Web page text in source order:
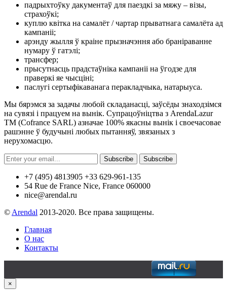
падрыхтоўку дакументаў для паездкі за мяжу – візы,
страхоўкі;
куплю квітка на самалёт / чартар прыватнага самалёта ад
кампаніі;
арэнду жылля ў краіне прызначэння або браніраванне
нумару ў гатэлі;
трансфер;
прысутнасць прадстаўніка кампаніі на ўгодзе для
праверкі яе чысціні;
паслугі сертыфікаванага перакладчыка, натарыуса.
Мы бярэмся за задачы любой складанасці, заўсёды знаходзімся
на сувязі і працуем на вынік. Супрацоўніцтва з ArendaLazur
TM (Cofrance SARL) азначае 100% якасны вынік і своечасовае
рашэнне ў будучыні любых пытанняў, звязаных з
нерухомасцю.
Subscribe Subscribe
+7 (495) 4813905 +33 629-961-135
54 Rue de France Nice, France 060000
nice@arendal.ru
© Arendal 2013-2020. Все права защищены.
Главная
О нас
Контакты
×